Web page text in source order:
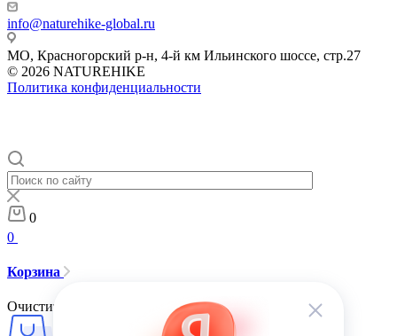
info@naturehike-global.ru
МО, Красногорский р-н, 4-й км Ильинского шоссе, стр.27
© 2026 NATUREHIKE
Политика конфиденциальности
0
0
Корзина
Очистить корзину